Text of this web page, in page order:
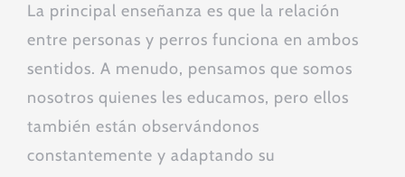
La principal enseñanza es que la relación
entre personas y perros funciona en ambos
sentidos. A menudo, pensamos que somos
nosotros quienes les educamos, pero ellos
también están observándonos
constantemente y adaptando su